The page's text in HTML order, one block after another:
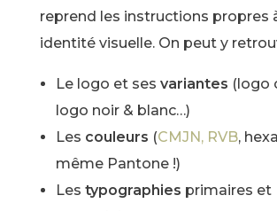
reprend les instructions propres
identité visuelle. On peut y
Le logo et ses variantes (logo
logo noir & blanc…)
Les couleurs (CMJN, RVB,
même Pantone !)
Les typographies primaires et